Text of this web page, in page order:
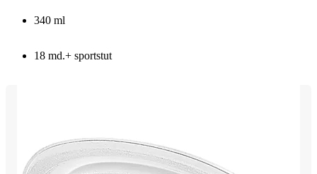
340 ml
18 md.+ sportstut